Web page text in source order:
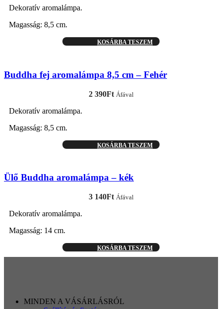
Dekoratív aromalámpa.
Magasság: 8,5 cm.
KOSÁRBA TESZEM
Buddha fej aromalámpa 8,5 cm – Fehér
2 390Ft Áfával
Dekoratív aromalámpa.
Magasság: 8,5 cm.
KOSÁRBA TESZEM
Ülő Buddha aromalámpa – kék
3 140Ft Áfával
Dekoratív aromalámpa.
Magasság: 14 cm.
KOSÁRBA TESZEM
MINDEN A VÁSÁRLÁSRÓL